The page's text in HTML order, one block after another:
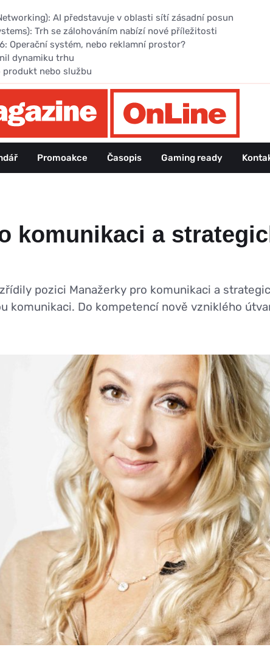
AI představuje v oblasti sítí zásadní posun
Trh se zálohováním nabízí nové příležitosti
Operační systém, nebo reklamní prostor?
dynamiku trhu
nebo službu
Promoakce Časopis Gaming ready
komunikaci a
pozici Manažerky pro komunikaci a
komunikaci. Do kompetencí nově vzniklého